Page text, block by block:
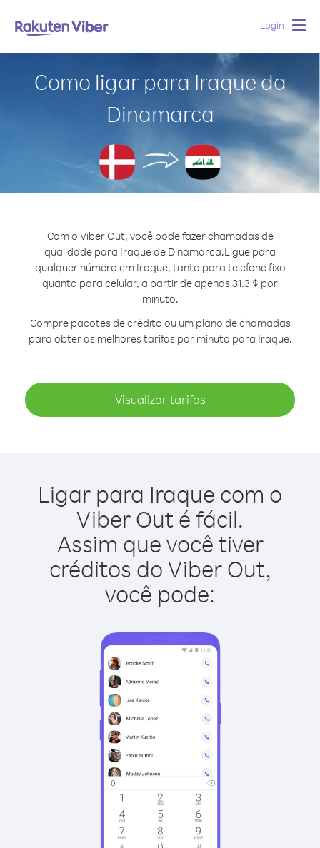
Login
Como ligar para Iraque da
Dinamarca
Com o Viber Out, você pode fazer chamadas de
qualidade para Iraque de Dinamarca.Ligue para
qualquer número em Iraque, tanto para telefone fixo
quanto para celular, a partir de apenas 31.3 ¢ por
minuto.
Compre pacotes de crédito ou um plano de chamadas
para obter as melhores tarifas por minuto para Iraque.
Visualizar tarifas
Ligar para Iraque com o
Viber Out é fácil.
Assim que você tiver
créditos do Viber Out,
você pode: